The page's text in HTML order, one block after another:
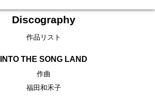
Discography
作品リスト
INTO THE SONG LAND
作曲
福田和禾子